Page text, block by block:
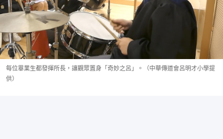
每位畢業生都發揮所長，讓觀眾置身「奇妙之呂」。（中華傳道會呂明才小學提
供）